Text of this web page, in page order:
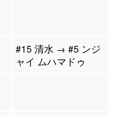
#15 清水 → #5 ンジ
ャイ ムハマドゥ